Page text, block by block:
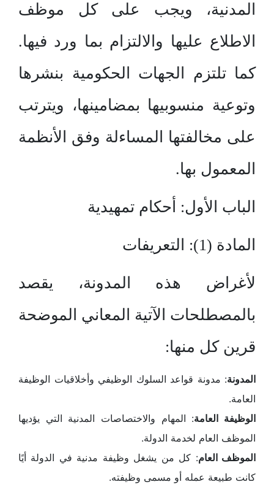
المدنية، ويجب على كل موظف
الاطلاع عليها والالتزام بما ورد فيها.
كما تلتزم الجهات الحكومية بنشرها
وتوعية منسوبيها بمضامينها، ويترتب
على مخالفتها المساءلة وفق الأنظمة
المعمول بها.
الباب الأول: أحكام تمهيدية
المادة (1): التعريفات
لأغراض هذه المدونة، يقصد
بالمصطلحات الآتية المعاني الموضحة
قرين كل منها:
المدونة: مدونة قواعد السلوك الوظيفي وأخلاقيات الوظيفة
العامة.
الوظيفة العامة: المهام والاختصاصات المدنية التي يؤديها
الموظف العام لخدمة الدولة.
الموظف العام: كل من يشغل وظيفة مدنية في الدولة أيًا
كانت طبيعة عمله أو مسمى وظيفته.